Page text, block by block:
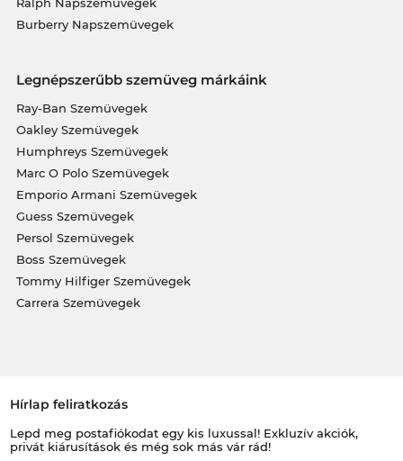
Ralph Napszemüvegek
Burberry Napszemüvegek
Legnépszerűbb szemüveg márkáink
Ray-Ban Szemüvegek
Oakley Szemüvegek
Humphreys Szemüvegek
Marc O Polo Szemüvegek
Emporio Armani Szemüvegek
Guess Szemüvegek
Persol Szemüvegek
Boss Szemüvegek
Tommy Hilfiger Szemüvegek
Carrera Szemüvegek
Hírlap feliratkozás
Lepd meg postafiókodat egy kis luxussal! Exkluzív akciók,
privát kiárusítások és még sok más vár rád!